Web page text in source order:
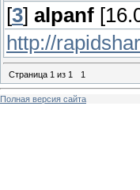
[3] alpanf
http://
Страница 1 из 1 1
Полная версия сайта